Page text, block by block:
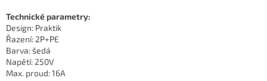
Technické parametry:
Design: Praktik
Řazení: 2P+PE
Barva: šedá
Napětí: 250V
Max. proud: 16A